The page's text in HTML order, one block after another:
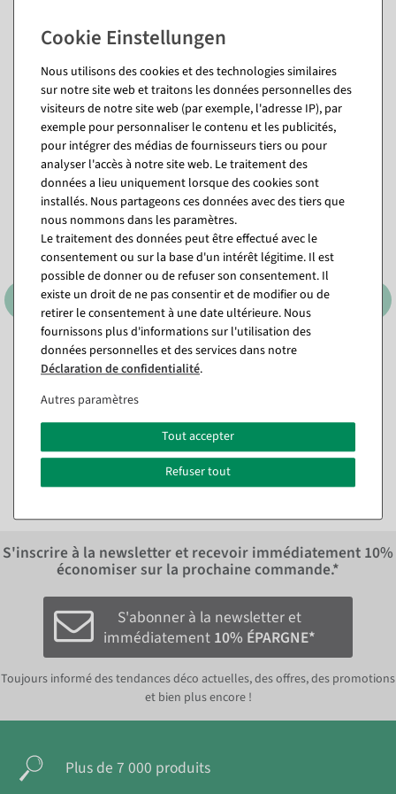
Vous pourriez aussi aimer (8)
Set d&#039;herbes
artificielles 3 pcs. vert 8 x 20
Disponible immédiatement
11,84 €
Poivron artificiel en pot
16,95 EUR hors TVA
S'inscrire à la newsletter et recevoir immédiatement 10%
économiser sur la prochaine commande.*
S'abonner à la newsletter et
immédiatement 10% ÉPARGNE*
Toujours informé des tendances déco actuelles, des offres, des promotions
et bien plus encore !
Plus de 7 000 produits
Nous utilisons des cookies et des technologies similaires
sur notre site web et traitons les données personnelles des
visiteurs de notre site web (par exemple, l'adresse IP), par
exemple pour personnaliser le contenu et les publicités,
pour intégrer des médias de fournisseurs tiers ou pour
analyser l'accès à notre site web. Le traitement des
données a lieu uniquement lorsque des cookies sont
installés. Nous partageons ces données avec des tiers que
nous nommons dans les paramètres.
Le traitement des données peut être effectué avec le
consentement ou sur la base d'un intérêt légitime. Il est
possible de donner ou de refuser son consentement. Il
existe un droit de ne pas consentir et de modifier ou de
retirer le consentement à une date ultérieure. Nous
fournissons plus d'informations sur l'utilisation des
données personnelles et des services dans notre
Déclaration de confidentialité.
Autres paramètres
Tout accepter
Refuser tout